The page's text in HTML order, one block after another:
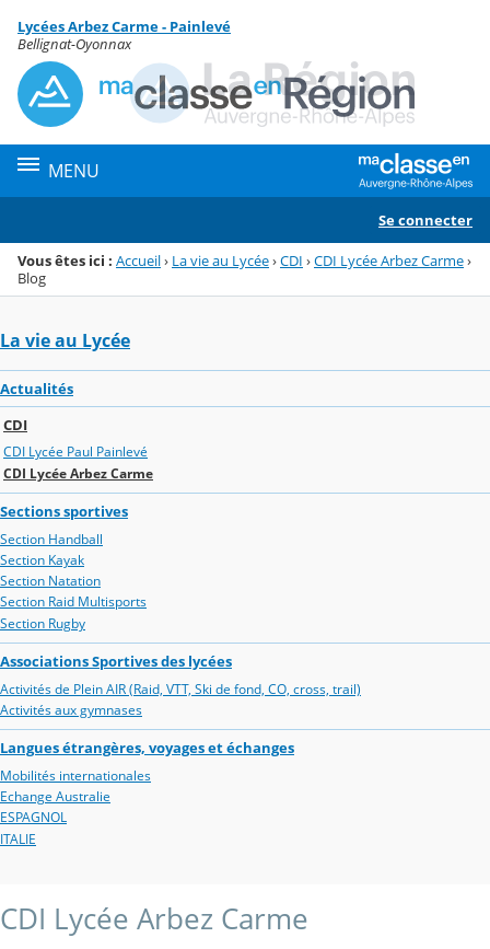
Menu de la rubrique
Contenu
Lycées Arbez Carme - Painlevé
Bellignat-Oyonnax
MENU
Se connecter
Vous êtes ici : Accueil› La vie au Lycée›CDI ›CDI Lycée Arbez Carme›
Blog
La vie au Lycée
Actualités
CDI
CDI Lycée Paul Painlevé
CDI Lycée Arbez Carme
Sections sportives
Section Handball
Section Kayak
Section Natation
Section Raid Multisports
Section Rugby
Associations Sportives des lycées
Activités de Plein AIR (Raid, VTT, Ski de fond, CO, cross, trail)
Activités aux gymnases
Langues étrangères, voyages et échanges
Mobilités internationales
Echange Australie
ESPAGNOL
ITALIE
CDI Lycée Arbez Carme